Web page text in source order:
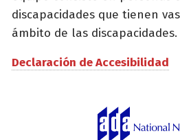
discapacidades que tienen
ámbito de las discapacidades.
Declaración de Accesibilidad